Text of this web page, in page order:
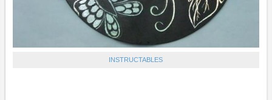
INSTRUCTABLES